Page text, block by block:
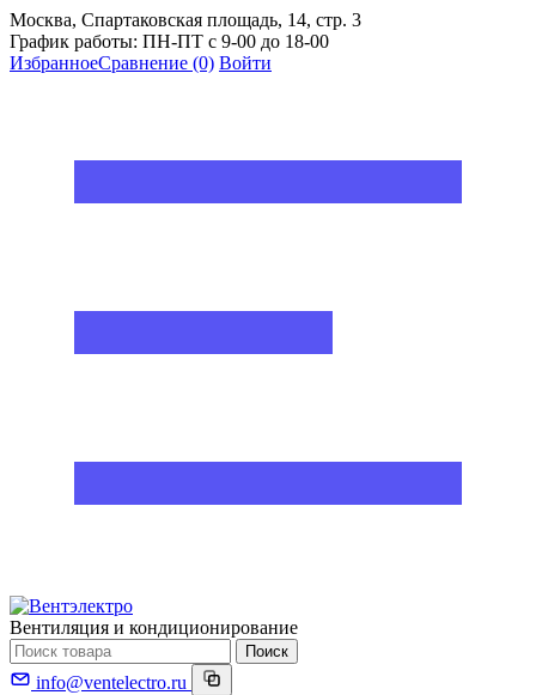
Москва, Спартаковская площадь, 14, стр. 3
График работы: ПН-ПТ с 9-00 до 18-00
ИзбранноеСравнение (0) Войти
Вентиляция и кондиционирование
Поиск
info@ventelectro.ru